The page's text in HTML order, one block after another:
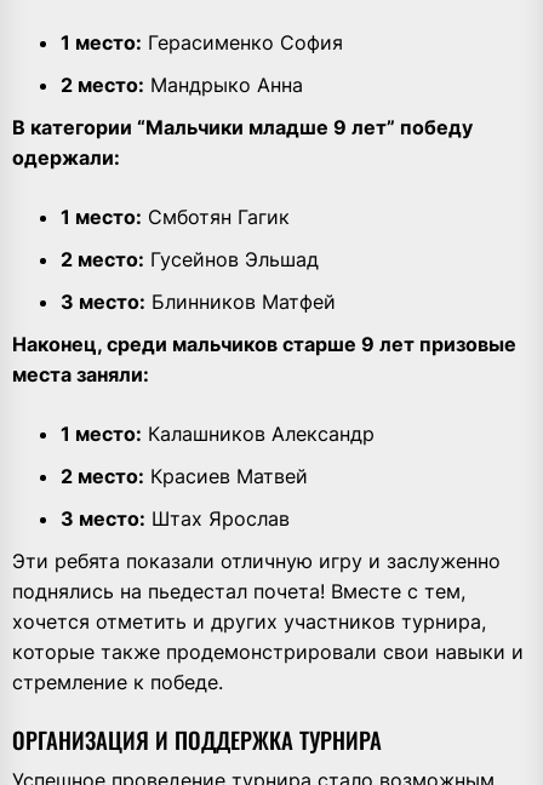
1 место: Герасименко София
2 место: Мандрыко Анна
В категории “Мальчики младше 9 лет” победу
одержали:
1 место: Смботян Гагик
2 место: Гусейнов Эльшад
3 место: Блинников Матфей
Наконец, среди мальчиков старше 9 лет призовые
места заняли:
1 место: Калашников Александр
2 место: Красиев Матвей
3 место: Штах Ярослав
Эти ребята показали отличную игру и заслуженно
поднялись на пьедестал почета! Вместе с тем,
хочется отметить и других участников турнира,
которые также продемонстрировали свои навыки и
стремление к победе.
ОРГАНИЗАЦИЯ И ПОДДЕРЖКА ТУРНИРА
Успешное проведение турнира стало возможным